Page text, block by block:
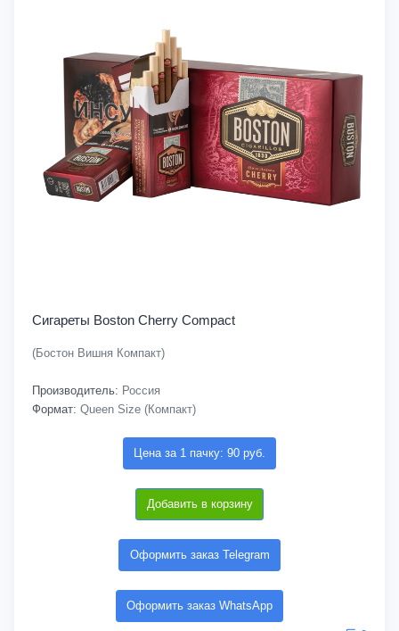
Сигареты Boston Cherry Compact
(Бостон Вишня Компакт)
Производитель: Россия
Формат: Queen Size (Компакт)
Цена за 1 пачку: 90 руб.
Добавить в корзину
Оформить заказ Telegram
Оформить заказ WhatsApp